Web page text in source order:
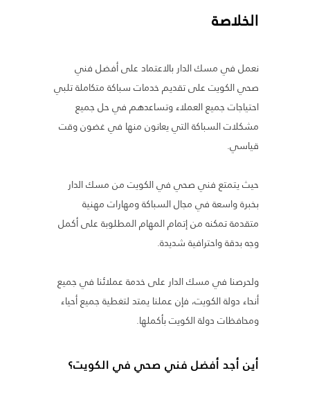
الخلاصة
نعمل في مسك الدار بالاعتماد على أفضل فني
صحي الكويت على تقديم خدمات سباكة متكاملة تلبي
احتياجات جميع العملاء وتساعدهم في حل جميع
مشكلات السباكة التي يعانون منها في غضون وقت
قياسي.
حيث يتمتع فني صحي في الكويت من مسك الدار
بخبرة واسعة في مجال السباكة ومهارات مهنية
متقدمة تمكنه من إتمام المهام المطلوبة على أكمل
وجه بدقة واحترافية شديدة.
ولحرصنا في مسك الدار على خدمة عملائنا في جميع
أنحاء دولة الكويت، فإن عملنا يمتد لتغطية جميع أحياء
ومحافظات دولة الكويت بأكملها.
أين أجد أفضل فني صحي في الكويت؟